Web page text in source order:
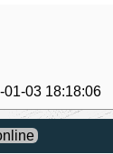
01-03 18:18:06